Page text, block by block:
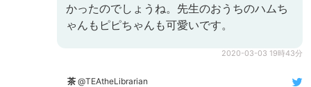
かったのでしょうね。先生のおうちのハムち
ゃんもピピちゃんも可愛いです。
2020-03-03 19時43分
茶 @TEAtheLibrarian